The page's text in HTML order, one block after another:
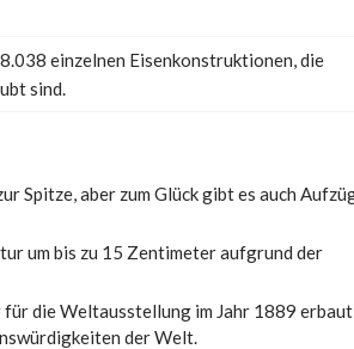
einzelnen Eisenkonstruktionen, die
sind.
Spitze, aber zum Glück gibt es auch
um bis zu 15 Zentimeter aufgrund der
die Weltausstellung im Jahr 1889
der Welt.